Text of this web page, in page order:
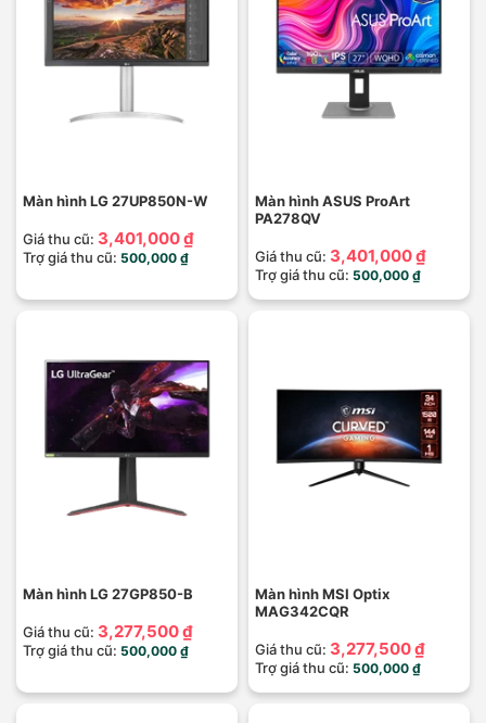
Màn hình LG 27UP850N-W
Giá thu cũ: 3,401,000 ₫
Trợ giá thu cũ: 500,000 ₫
Màn hình ASUS ProArt
PA278QV
Giá thu cũ: 3,401,000 ₫
Trợ giá thu cũ: 500,000 ₫
Màn hình LG 27GP850-B
Giá thu cũ: 3,277,500 ₫
Trợ giá thu cũ: 500,000 ₫
Màn hình MSI Optix
MAG342CQR
Giá thu cũ: 3,277,500 ₫
Trợ giá thu cũ: 500,000 ₫